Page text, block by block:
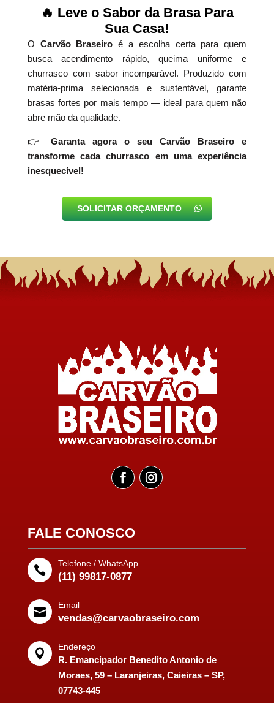
🔥 Leve o Sabor da Brasa Para
Sua Casa!
O Carvão Braseiro é a escolha certa para quem
busca acendimento rápido, queima uniforme e
churrasco com sabor incomparável. Produzido com
matéria-prima selecionada e sustentável, garante
brasas fortes por mais tempo — ideal para quem não
abre mão da qualidade.
👉
Garanta agora o seu Carvão Braseiro e
transforme cada churrasco em uma experiência
inesquecível!
SOLICITAR ORÇAMENTO
FALE CONOSCO

Telefone / WhatsApp
(11) 99817-0877

Email
vendas@carvaobraseiro.com

Endereço
R. Emancipador Benedito Antonio de
Moraes, 59 – Laranjeiras, Caieiras – SP,
07743-445